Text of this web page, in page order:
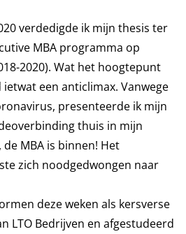
verdedigde ik mijn thesis ter
MBA programma op
2020). Wat het hoogtepunt
een anticlimax. Vanwege
presenteerde ik mijn
thuis in mijn
MBA is binnen! Het
zich noodgedwongen naar
deze weken als kersverse
LTO Bedrijven en afgestudeerd